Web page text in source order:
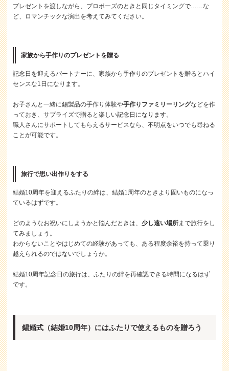
プレゼントを渡しながら、プロポーズのときと同じタイミングで……な
ど、ロマンチックな演出を考えてみてください。
家族から手作りのプレゼントを贈る
記念日を迎えるパートナーに、家族から手作りのプレゼントを贈るとハイ
センスな1日になります。
お子さんと一緒に錫製品の手作り体験や手作りファミリーリングなどを作
っておき、サプライズで贈ると楽しい記念日になります。
職人さんにサポートしてもらえるサービスなら、不明点をいつでも尋ねる
ことが可能です。
旅行で思い出作りをする
結婚10周年を迎えるふたりの絆は、結婚1周年のときより固いものになっ
ているはずです。
どのようなお祝いにしようかと悩んだときは、少し遠い場所まで旅行をし
てみましょう。
わからないことやはじめての経験があっても、ある程度余裕を持って乗り
越えられるのではないでしょうか。
結婚10周年記念日の旅行は、ふたりの絆を再確認できる時間になるはず
です。
錫婚式（結婚10周年）にはふたりで使えるものを贈ろう